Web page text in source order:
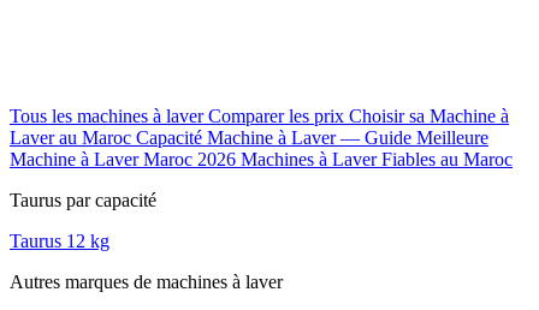
Tous les machines à laverComparer les prix Choisir sa Machine à
Laver au Maroc Capacité Machine à Laver — Guide Meilleure
Machine à Laver Maroc 2026 Machines à Laver Fiables au Maroc
Taurus par capacité
Taurus 12 kg
Autres marques de machines à laver